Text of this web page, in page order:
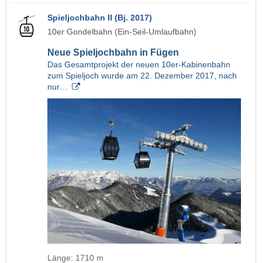
Spieljochbahn II (Bj. 2017)
10er Gondelbahn (Ein-Seil-Umlaufbahn)
Neue Spieljochbahn in Fügen
Das Gesamtprojekt der neuen 10er-Kabinenbahn
zum Spieljoch wurde am 22. Dezember 2017, nach
nur…
Länge: 1710 m